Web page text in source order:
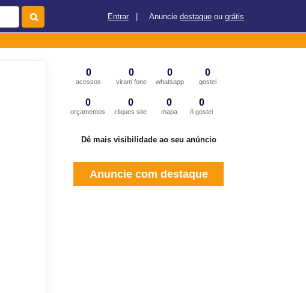
Entrar Anuncie destaque ou grátis
0
acessos
0
viram fone
0
whatsapp
0
gostei
0
orçamentos
0
cliques site
0
mapa
0
ñ gostei
Dê mais visibilidade ao seu anúncio
Anuncie com destaque